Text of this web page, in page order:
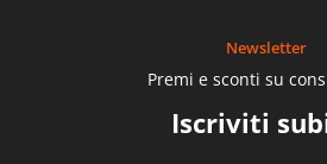
Newsletter
Premi e sconti su
Iscriviti